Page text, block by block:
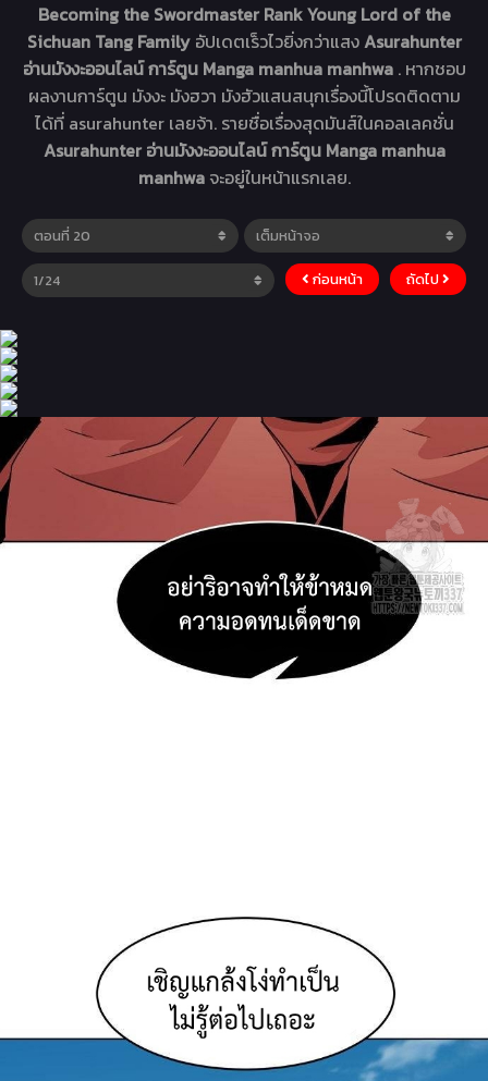
Becoming the Swordmaster Rank Young Lord of the
Sichuan Tang Family อัปเดตเร็วไวยิ่งกว่าแสงAsurahunter
อ่านมังงะออนไลน์ การ์ตูน Manga manhua manhwa . หากชอบ
ผลงานการ์ตูน มังงะ มังฮวา มังฮัวแสนสนุกเรื่องนี้โปรดติดตาม
ได้ที่ asurahunter เลยจ้า. รายชื่อเรื่องสุดมันส์ในคอลเลคชั่น
Asurahunter อ่านมังงะออนไลน์ การ์ตูน Manga manhua
manhwa จะอยู่ในหน้าแรกเลย.
ก่อนหน้า ถัดไป